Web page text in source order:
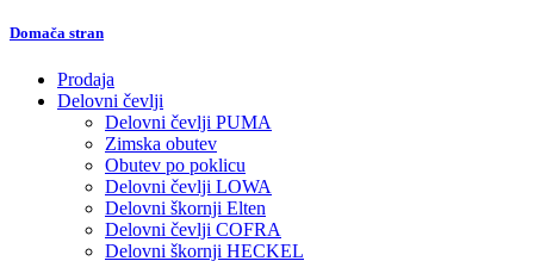
Domača stran
Prodaja
Delovni čevlji
Delovni čevlji PUMA
Zimska obutev
Obutev po poklicu
Delovni čevlji LOWA
Delovni škornji Elten
Delovni čevlji COFRA
Delovni škornji HECKEL